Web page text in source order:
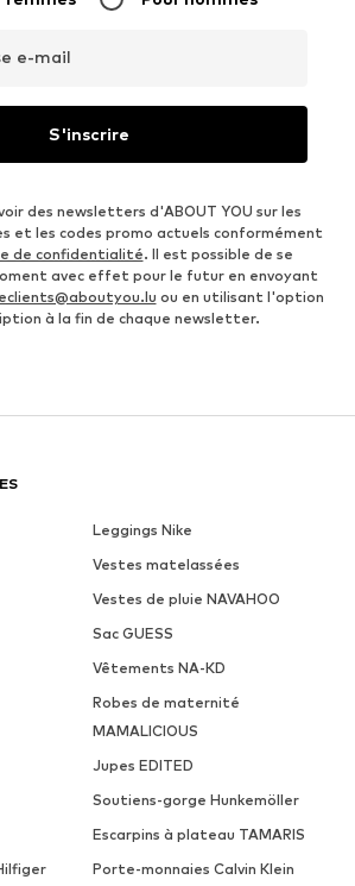
e-mail
S'inscrire
des newsletters d'ABOUT YOU sur les
et les codes promo actuels conformément
de confidentialité. Il est possible de se
avec effet pour le futur en envoyant
ou en utilisant l'option
à la fin de chaque newsletter.
Leggings Nike
Vestes matelassées
Vestes de pluie NAVAHOO
Sac GUESS
Vêtements NA-KD
Robes de maternité
MAMALICIOUS
Jupes EDITED
Soutiens-gorge Hunkemöller
Escarpins à plateau TAMARIS
Porte-monnaies Calvin Klein